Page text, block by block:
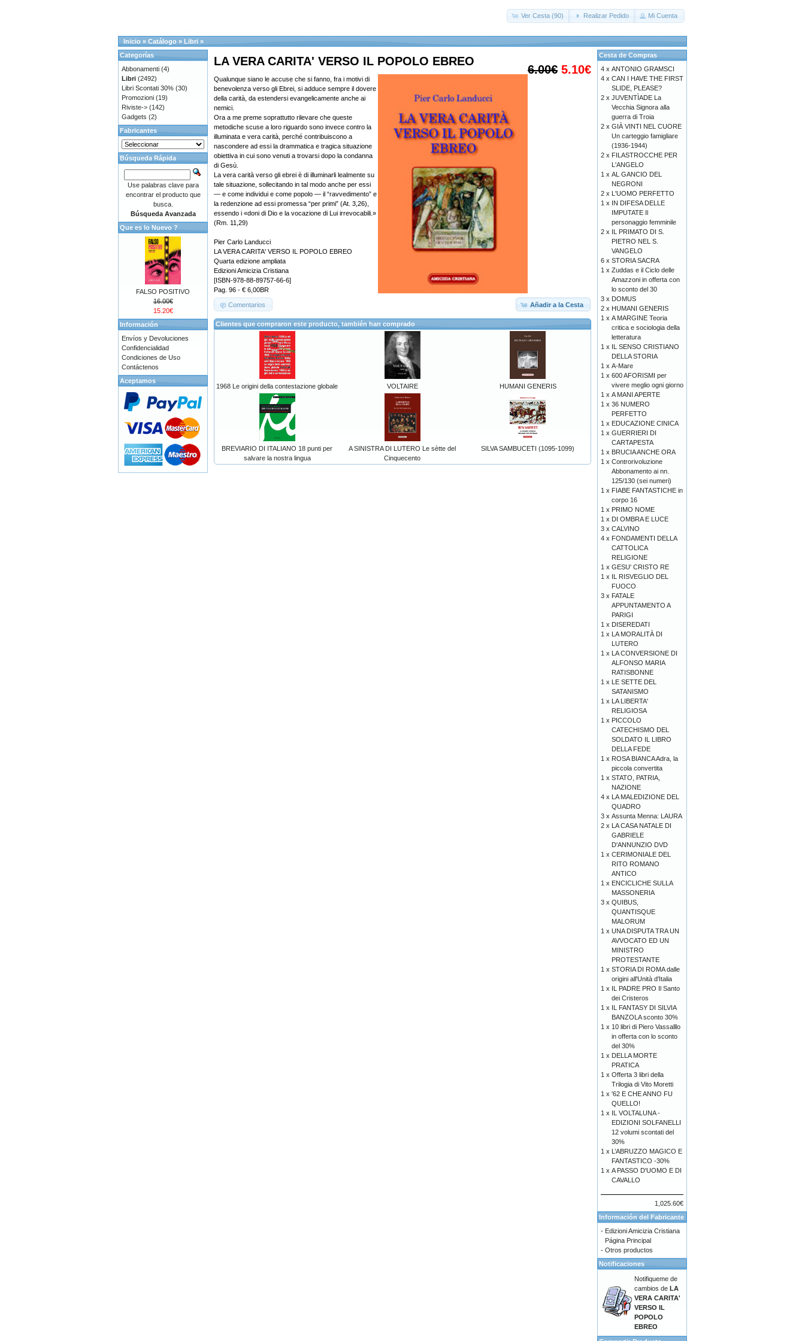
Ver Cesta (90) Realizar Pedido Mi Cuenta
Inicio » Catálogo » Libri »
6.00€ 5.10€
LA VERA CARITA' VERSO IL POPOLO EBREO
Qualunque siano le accuse che si fanno, fra i motivi di
benevolenza verso gli Ebrei, si adduce sempre il dovere
della carità, da estendersi evangelicamente anche ai
nemici.
Ora a me preme soprattutto rilevare che queste
metodiche scuse a loro riguardo sono invece contro la
illuminata e vera carità, perché contribuiscono a
nascondere ad essi la drammatica e tragica situazione
obiettiva in cui sono venuti a trovarsi dopo la condanna
di Gesù.
La vera carità verso gli ebrei è di illuminarli lealmente su
tale situazione, sollecitando in tal modo anche per essi
— e come individui e come popolo — il “ravvedimento” e
la redenzione ad essi promessa “per primi” (At. 3,26),
essendo i «doni di Dio e la vocazione di Lui irrevocabili.»
(Rm. 11,29)
Pier Carlo Landucci
LA VERA CARITA' VERSO IL POPOLO EBREO
Quarta edizione ampliata
Edizioni Amicizia Cristiana
[ISBN-978-88-89757-66-6]
Pag. 96 - € 6,00BR
Añadir a la Cesta
Comentarios
Clientes que compraron este producto, también han comprado
1968 Le origini della contestazione globale VOLTAIRE HUMANI GENERIS
BREVIARIO DI ITALIANO 18 punti per
salvare la nostra lingua
A SINISTRA DI LUTERO Le sètte del
Cinquecento
SILVA SAMBUCETI (1095-1099)
Categorías
Abbonamenti (4)
Libri (2492)
Libri Scontati 30% (30)
Promozioni (19)
Riviste-> (142)
Gadgets (2)
Fabricantes
Búsqueda Rápida
Use palabras clave para
encontrar el producto que
busca.
Búsqueda Avanzada
Que es lo Nuevo ?
FALSO POSITIVO
16.00€
15.20€
Información
Envíos y Devoluciones
Confidencialidad
Condiciones de Uso
Contáctenos
Aceptamos
Cesta de Compras
4 x ANTONIO GRAMSCI
4 x CAN I HAVE THE FIRST
SLIDE, PLEASE?
2 x JUVENTÌADE La
Vecchia Signora alla
guerra di Troia
2 x GIÀ VINTI NEL CUORE
Un carteggio famigliare
(1936-1944)
2 x FILASTROCCHE PER
L'ANGELO
1 x AL GANCIO DEL
NEGRONI
2 x L'UOMO PERFETTO
1 x IN DIFESA DELLE
IMPUTATE Il
personaggio femminile
2 x IL PRIMATO DI S.
PIETRO NEL S.
VANGELO
6 x STORIA SACRA
1 x Zuddas e il Ciclo delle
Amazzoni in offerta con
lo sconto del 30
3 x DOMUS
2 x HUMANI GENERIS
1 x A MARGINE Teoria
critica e sociologia della
letteratura
1 x IL SENSO CRISTIANO
DELLA STORIA
1 x A-Mare
1 x 600 AFORISMI per
vivere meglio ogni giorno
1 x A MANI APERTE
1 x 36 NUMERO
PERFETTO
1 x EDUCAZIONE CINICA
1 x GUERRIERI DI
CARTAPESTA
1 x BRUCIA ANCHE ORA
1 x Controrivoluzione
Abbonamento ai nn.
125/130 (sei numeri)
1 x FIABE FANTASTICHE in
corpo 16
1 x PRIMO NOME
1 x DI OMBRA E LUCE
3 x CALVINO
4 x FONDAMENTI DELLA
CATTOLICA
RELIGIONE
1 x GESU' CRISTO RE
1 x IL RISVEGLIO DEL
FUOCO
3 x FATALE
APPUNTAMENTO A
PARIGI
1 x DISEREDATI
1 x LA MORALITÀ DI
LUTERO
1 x LA CONVERSIONE DI
ALFONSO MARIA
RATISBONNE
1 x LE SETTE DEL
SATANISMO
1 x LA LIBERTA'
RELIGIOSA
1 x PICCOLO
CATECHISMO DEL
SOLDATO IL LIBRO
DELLA FEDE
1 x ROSA BIANCA Adra, la
piccola convertita
1 x STATO, PATRIA,
NAZIONE
4 x LA MALEDIZIONE DEL
QUADRO
3 x Assunta Menna: LAURA
2 x LA CASA NATALE DI
GABRIELE
D'ANNUNZIO DVD
1 x CERIMONIALE DEL
RITO ROMANO
ANTICO
1 x ENCICLICHE SULLA
MASSONERIA
3 x QUIBUS,
QUANTISQUE
MALORUM
1 x UNA DISPUTA TRA UN
AVVOCATO ED UN
MINISTRO
PROTESTANTE
1 x STORIA DI ROMA dalle
origini all'Unità d'Italia
1 x IL PADRE PRO Il Santo
dei Cristeros
1 x IL FANTASY DI SILVIA
BANZOLA sconto 30%
1 x 10 libri di Piero Vassalllo
in offerta con lo sconto
del 30%
1 x DELLA MORTE
PRATICA
1 x Offerta 3 libri della
Trilogia di Vito Moretti
1 x '62 E CHE ANNO FU
QUELLO!
1 x IL VOLTALUNA -
EDIZIONI SOLFANELLI
12 volumi scontati del
30%
1 x L’ABRUZZO MAGICO E
FANTASTICO -30%
1 x A PASSO D'UOMO E DI
CAVALLO
1,025.60€
Información del Fabricante
- Edizioni Amicizia Cristiana
Página Principal
- Otros productos
Notificaciones
Notifiqueme de
cambios de LA
VERA CARITA'
VERSO IL
POPOLO
EBREO